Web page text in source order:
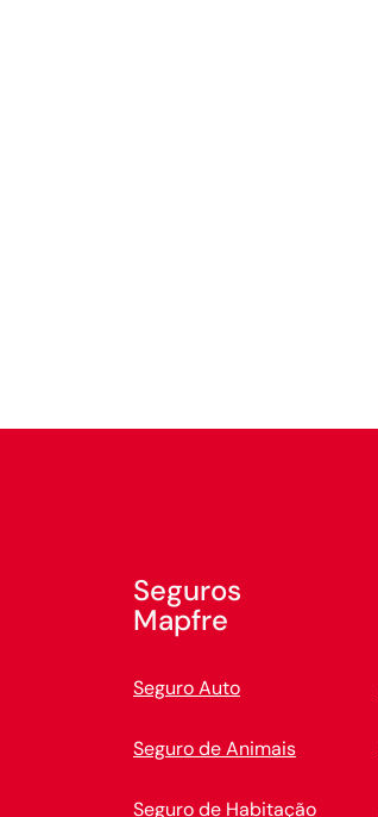
Seguros
Mapfre
Seguro Auto
Seguro de Animais
Seguro de Habitação